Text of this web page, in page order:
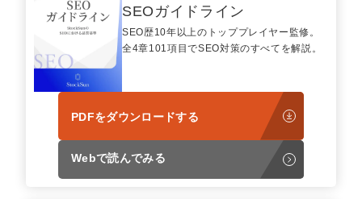
SEOガイドライン
SEO歴10年以上のトッププレイヤー監修。
全4章101項目でSEO対策のすべてを解説。
PDFをダウンロードする
Webで読んでみる